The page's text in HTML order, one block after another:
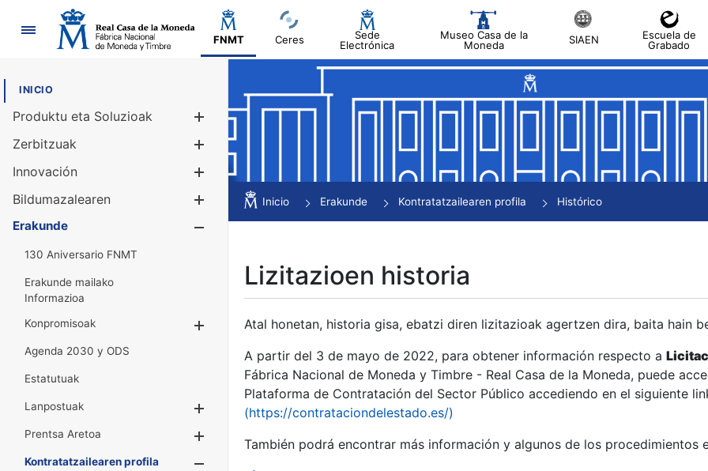
Nabigazioa
FNMT Ceres
Sede
Electrónica
Museo Casa de la
Moneda
SIAEN
Escuela de
Grabado
INICIO
Produktu eta Soluzioak
Erakutsi/Ezkutatu
Zerbitzuak
Innovación
Bildumazalearen
Erakutsi/Ezkutatu
Erakunde
130 Aniversario FNMT
Erakunde mailako
Informazioa
Konpromisoak
Erakutsi/Ezkutatu
Agenda 2030 y ODS
Estatutuak
Lanpostuak
Erakutsi/Ezkutatu
Prentsa Aretoa
Erakutsi/Ezkutatu
Kontratatzailearen profila
Inicio Erakunde Kontratatzailearen profila Histórico
Lizitazioen historia
Atal honetan, historia gisa, ebatzi diren lizitazioak agertzen dira, baita hain
A partir del 3 de mayo de 2022, para obtener información respecto a
Fábrica Nacional de Moneda y Timbre - Real Casa de la Moneda, puede
Plataforma de Contratación del Sector Público accediendo en el siguiente
(https://contrataciondelestado.es/)
También podrá encontrar más información y algunos de los procedimientos